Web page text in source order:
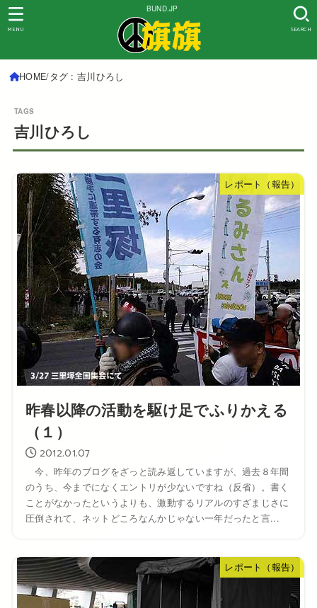
BUND.JP
SEARCH
MENU
HOME タグ : 吉川ひろし
吉川ひろし
レポート（報告）
昨春以降の活動を駆け足でふりかえる
（１）
2012.01.07
今、昨年のブログをざっと読み返していますが、過去８年間
のうち、今までになくエントリが少ないですね（反省）。書く
ことがなかったというよりも、激動するリアルのすざまじさに
圧倒されて、ネットどころなんかじゃない一年だったと言...
レポート（報告）